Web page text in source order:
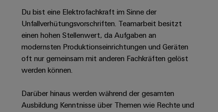
Maschinenbau
Lösungen
für
verschiedene
Segmente
der
Maschinen
und
Öl
IIoT
&
Automation
Software
Industrial
Analytics
Industrial
Feldbusverteiler
Automatisierung
&
Software
Steuerungen
Produktkataloge
Reparatur
und
Ersatzteile
Trainings
und
Webinare
IIoT
and
Automation
Partner
Netzwerk
and
Automation
Aktuelle
Termine
Workshops
für
Schulklassen
Du bist eine Elektrofachkraft im Sinne der
Unfallverhütungsvorschriften. Teamarbeit besitzt
einen hohen Stellenwert, da Aufgaben an
modernsten Produktionseinrichtungen und Geräten
oft nur gemeinsam mit anderen Fachkräften gelöst
werden können.
Darüber hinaus werden während der gesamten
Ausbildung Kenntnisse über Themen wie Rechte und